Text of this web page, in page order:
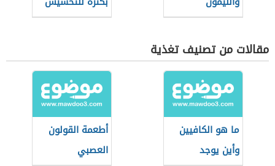
مقالات من تصنيف تغذية
ما هو الكافيين
وأين يوجد
أطعمة القولون
العصبي